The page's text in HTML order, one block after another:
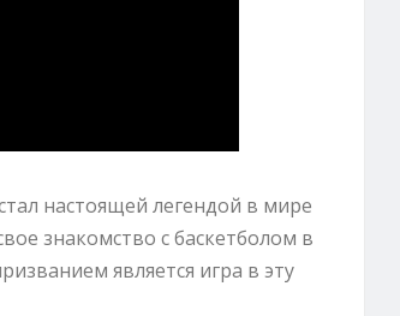
настоящей легендой в мире
знакомство с баскетболом в
является игра в эту